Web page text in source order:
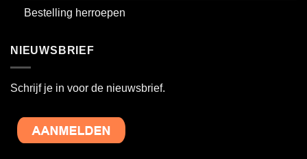
Bestelling herroepen
NIEUWSBRIEF
Schrijf je in voor de nieuwsbrief.